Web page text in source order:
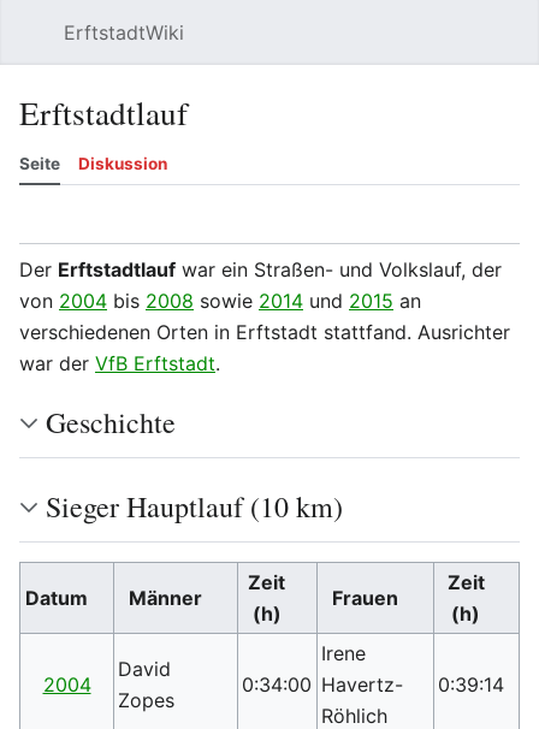
ErftstadtWiki
Erftstadtlauf
Seite Diskussion
Der Erftstadtlauf war ein Straßen- und Volkslauf, der
von 2004 bis 2008 sowie 2014 und 2015 an
verschiedenen Orten in Erftstadt stattfand. Ausrichter
war der VfB Erftstadt.
Geschichte
Sieger Hauptlauf (10 km)
Datum Männer
Zeit
(h)
Frauen
Zeit
(h)
2004
David
Zopes
0:34:00
Irene
Havertz-
Röhlich
0:39:14